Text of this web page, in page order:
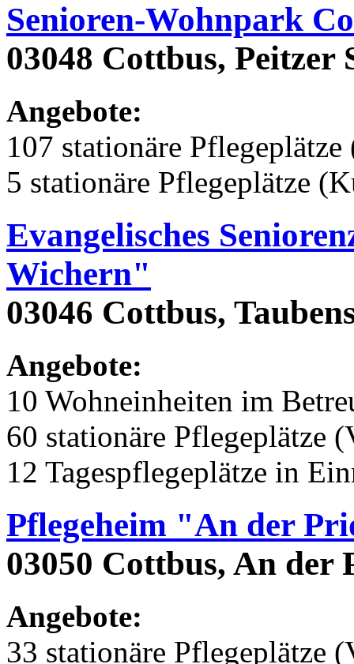
Senioren-Wohnpark
03048 Cottbus, Peitzer
Angebote:
107 stationäre
5 stationäre Pflegeplätze
Evangelisches
Wichern"
03046 Cottbus,
Angebote:
10 Wohneinheiten im
60 stationäre Pflegeplätze
12 Tagespflegeplätze in
Pflegeheim "An der
03050 Cottbus, An der
Angebote:
33 stationäre Pflegeplätze